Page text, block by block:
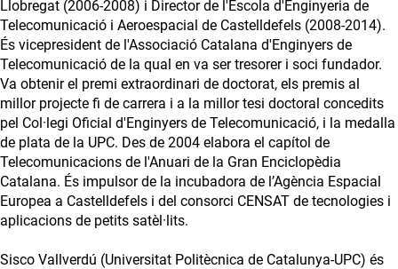
Llobregat (2006-2008) i Director de l'Escola d'Enginyeria de
Telecomunicació i Aeroespacial de Castelldefels (2008-2014).
És vicepresident de l'Associació Catalana d'Enginyers de
Telecomunicació de la qual en va ser tresorer i soci fundador.
Va obtenir el premi extraordinari de doctorat, els premis al
millor projecte fi de carrera i a la millor tesi doctoral concedits
pel Col·legi Oficial d'Enginyers de Telecomunicació, i la medalla
de plata de la UPC. Des de 2004 elabora el capítol de
Telecomunicacions de l'Anuari de la Gran Enciclopèdia
Catalana. És impulsor de la incubadora de l’Agència Espacial
Europea a Castelldefels i del consorci CENSAT de tecnologies i
aplicacions de petits satèl·lits.
Sisco Vallverdú (Universitat Politècnica de Catalunya-UPC) és